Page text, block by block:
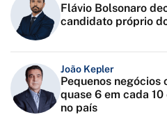
Flávio Bolsonaro
candidato próprio
João Kepler
Pequenos negócios
quase 6 em cada
no país